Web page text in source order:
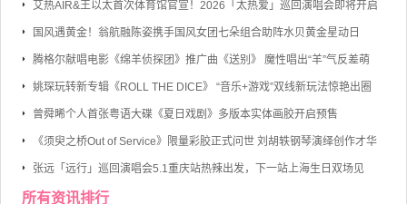
艾热AIR&王以太首次体育馆官宣！2026「太热爱」巡回演唱会即将开启
国风遇黄金！翁航融陈姿携手国风女团七朵组合助阵水贝黄金星动日
腾格尔献唱电影《绵羊侦探团》推广曲《送别》 魔性唱出“羊”气反差萌
姚琛玩转新专辑《ROLL THE DICE》 “音乐+游戏”双线新玩法惊艳出圈
曾舜晞个人首张粤语大碟《夏日戏剧》多版本实体画胶开启预售
《须臾之桥Out of Service》限量彩胶正式问世 刘胡轶钢琴演绎创作才华
张远「远行」巡回演唱会5.1重庆站热辣出发，下一站上海生日双场见
所有资讯排行